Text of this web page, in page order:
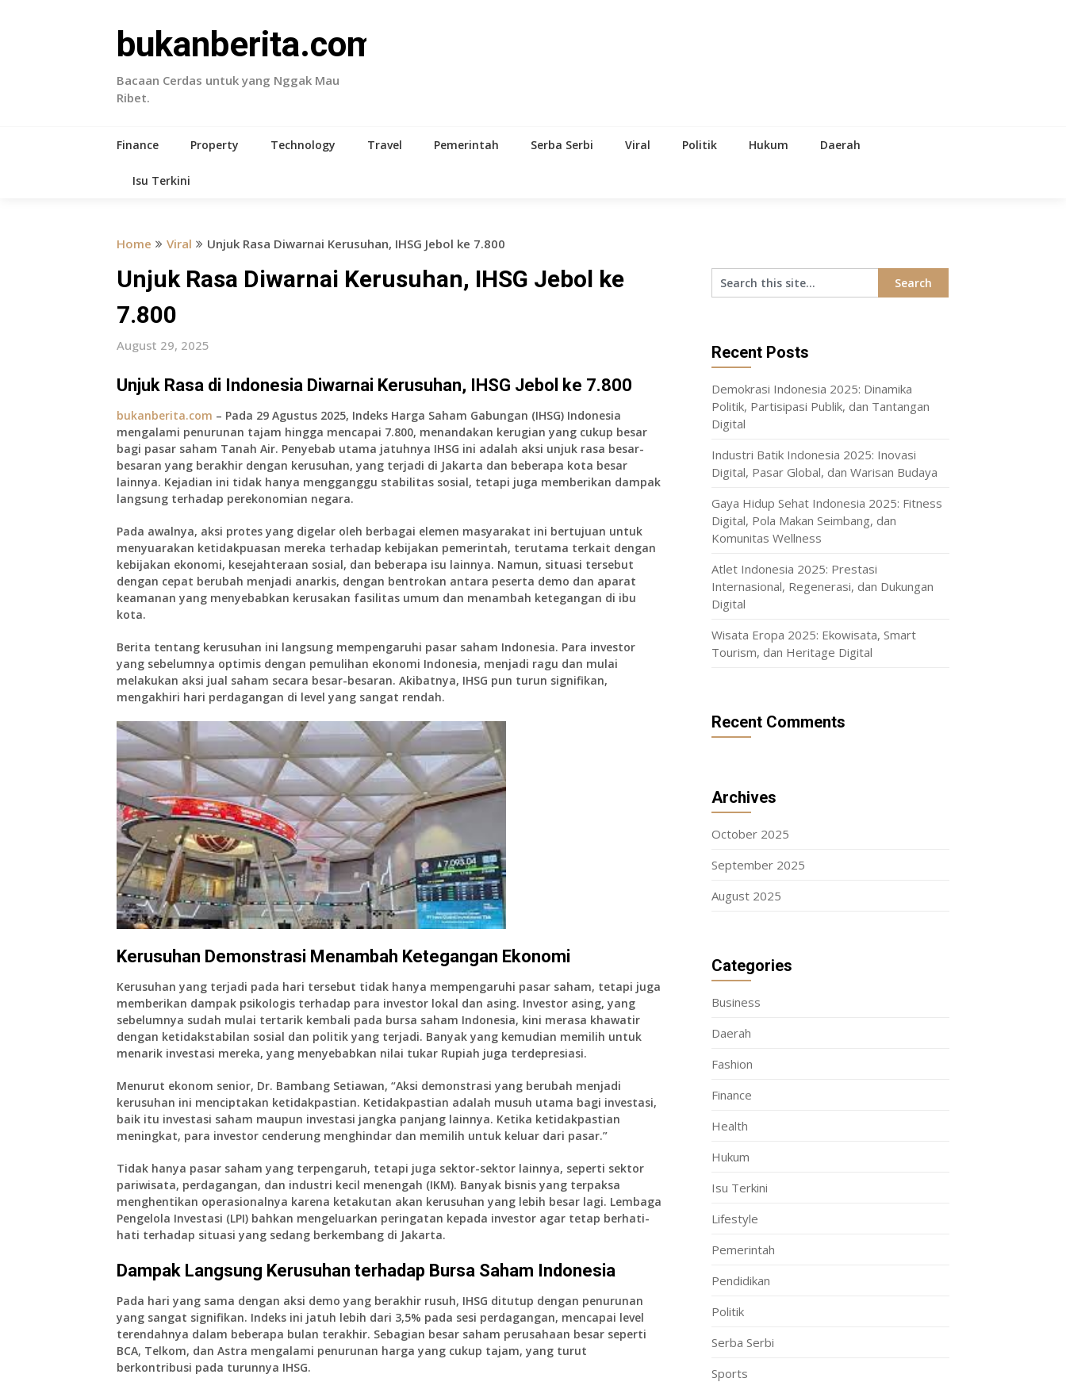
bukanberita.com
Bacaan Cerdas untuk yang Nggak Mau
Ribet.
Finance Property Technology Travel Pemerintah Serba Serbi Viral Politik Hukum Daerah
Isu Terkini
Home Viral Unjuk Rasa Diwarnai Kerusuhan, IHSG Jebol ke 7.800
Unjuk Rasa Diwarnai Kerusuhan, IHSG Jebol ke
7.800
August 29, 2025
Unjuk Rasa di Indonesia Diwarnai Kerusuhan, IHSG Jebol ke 7.800
bukanberita.com – Pada 29 Agustus 2025, Indeks Harga Saham Gabungan (IHSG) Indonesia
mengalami penurunan tajam hingga mencapai 7.800, menandakan kerugian yang cukup besar
bagi pasar saham Tanah Air. Penyebab utama jatuhnya IHSG ini adalah aksi unjuk rasa besar-
besaran yang berakhir dengan kerusuhan, yang terjadi di Jakarta dan beberapa kota besar
lainnya. Kejadian ini tidak hanya mengganggu stabilitas sosial, tetapi juga memberikan dampak
langsung terhadap perekonomian negara.
Pada awalnya, aksi protes yang digelar oleh berbagai elemen masyarakat ini bertujuan untuk
menyuarakan ketidakpuasan mereka terhadap kebijakan pemerintah, terutama terkait dengan
kebijakan ekonomi, kesejahteraan sosial, dan beberapa isu lainnya. Namun, situasi tersebut
dengan cepat berubah menjadi anarkis, dengan bentrokan antara peserta demo dan aparat
keamanan yang menyebabkan kerusakan fasilitas umum dan menambah ketegangan di ibu
kota.
Berita tentang kerusuhan ini langsung mempengaruhi pasar saham Indonesia. Para investor
yang sebelumnya optimis dengan pemulihan ekonomi Indonesia, menjadi ragu dan mulai
melakukan aksi jual saham secara besar-besaran. Akibatnya, IHSG pun turun signifikan,
mengakhiri hari perdagangan di level yang sangat rendah.
Kerusuhan Demonstrasi Menambah Ketegangan Ekonomi
Kerusuhan yang terjadi pada hari tersebut tidak hanya mempengaruhi pasar saham, tetapi juga
memberikan dampak psikologis terhadap para investor lokal dan asing. Investor asing, yang
sebelumnya sudah mulai tertarik kembali pada bursa saham Indonesia, kini merasa khawatir
dengan ketidakstabilan sosial dan politik yang terjadi. Banyak yang kemudian memilih untuk
menarik investasi mereka, yang menyebabkan nilai tukar Rupiah juga terdepresiasi.
Menurut ekonom senior, Dr. Bambang Setiawan, “Aksi demonstrasi yang berubah menjadi
kerusuhan ini menciptakan ketidakpastian. Ketidakpastian adalah musuh utama bagi investasi,
baik itu investasi saham maupun investasi jangka panjang lainnya. Ketika ketidakpastian
meningkat, para investor cenderung menghindar dan memilih untuk keluar dari pasar.”
Tidak hanya pasar saham yang terpengaruh, tetapi juga sektor-sektor lainnya, seperti sektor
pariwisata, perdagangan, dan industri kecil menengah (IKM). Banyak bisnis yang terpaksa
menghentikan operasionalnya karena ketakutan akan kerusuhan yang lebih besar lagi. Lembaga
Pengelola Investasi (LPI) bahkan mengeluarkan peringatan kepada investor agar tetap berhati-
hati terhadap situasi yang sedang berkembang di Jakarta.
Dampak Langsung Kerusuhan terhadap Bursa Saham Indonesia
Pada hari yang sama dengan aksi demo yang berakhir rusuh, IHSG ditutup dengan penurunan
yang sangat signifikan. Indeks ini jatuh lebih dari 3,5% pada sesi perdagangan, mencapai level
terendahnya dalam beberapa bulan terakhir. Sebagian besar saham perusahaan besar seperti
BCA, Telkom, dan Astra mengalami penurunan harga yang cukup tajam, yang turut
berkontribusi pada turunnya IHSG.
Recent Posts
Demokrasi Indonesia 2025: Dinamika
Politik, Partisipasi Publik, dan Tantangan
Digital
Industri Batik Indonesia 2025: Inovasi
Digital, Pasar Global, dan Warisan Budaya
Gaya Hidup Sehat Indonesia 2025: Fitness
Digital, Pola Makan Seimbang, dan
Komunitas Wellness
Atlet Indonesia 2025: Prestasi
Internasional, Regenerasi, dan Dukungan
Digital
Wisata Eropa 2025: Ekowisata, Smart
Tourism, dan Heritage Digital
Recent Comments
Archives
October 2025
September 2025
August 2025
Categories
Business
Daerah
Fashion
Finance
Health
Hukum
Isu Terkini
Lifestyle
Pemerintah
Pendidikan
Politik
Serba Serbi
Sports